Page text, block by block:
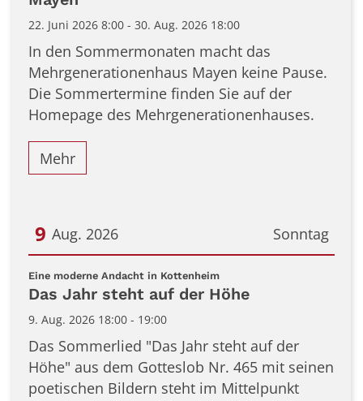
22. Juni 2026 8:00 - 30. Aug. 2026 18:00
In den Sommermonaten macht das
Mehrgenerationenhaus Mayen keine Pause.
Die Sommertermine finden Sie auf der
Homepage des Mehrgenerationenhauses.
Mehr
Sonntag
9 Aug. 2026
Datum: 9. August 2026
Eine moderne Andacht in Kottenheim:
Das Jahr steht auf der Höhe
9. Aug. 2026 18:00 - 19:00
Das Sommerlied "Das Jahr steht auf der
Höhe" aus dem Gotteslob Nr. 465 mit seinen
poetischen Bildern steht im Mittelpunkt